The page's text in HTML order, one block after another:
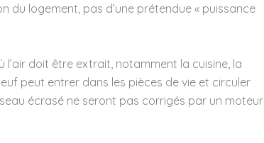
logement, pas d’une prétendue « puissance
doit être extrait, notamment la cuisine, la
peut entrer dans les pièces de vie et circuler
écrasé ne seront pas corrigés par un moteur